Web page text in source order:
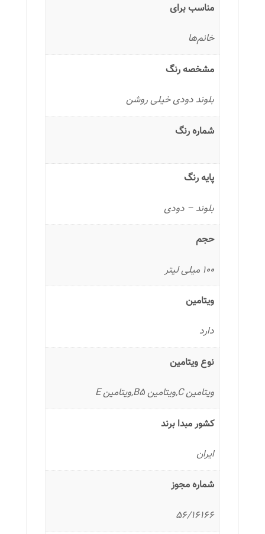
مناسب برای
خانم‌ها
مشخصه رنگ
بلوند دودی خیلی روشن
شماره رنگ
پایه رنگ
بلوند – دودی
حجم
100 میلی لیتر
ویتامین
دارد
نوع ویتامین
ویتامین C,ویتامین B5,ویتامین E
کشور مبدا برند
ایران
شماره مجوز
56/16166